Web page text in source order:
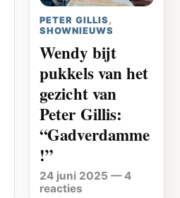
PETER GILLIS ,
SHOWNIEUWS
Wendy bijt
pukkels van het
gezicht van
Peter Gillis:
“Gadverdamme
!”
24 juni 2025 —4
reacties